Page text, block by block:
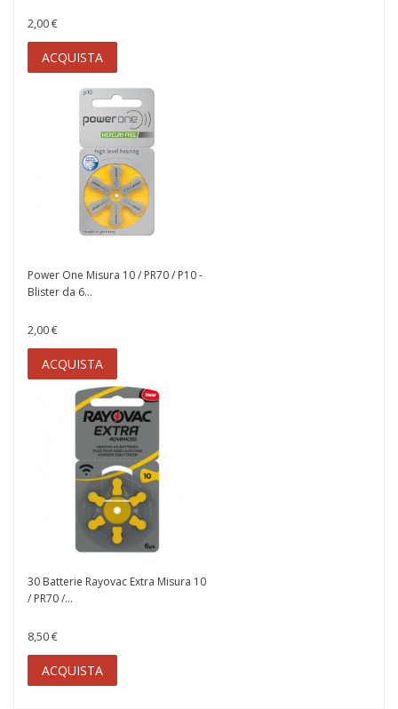
2,00 €
ACQUISTA
Power One Misura 10 / PR70 / P10 -
Blister da 6...
2,00 €
ACQUISTA
30 Batterie Rayovac Extra Misura 10
/ PR70 /...
8,50 €
ACQUISTA